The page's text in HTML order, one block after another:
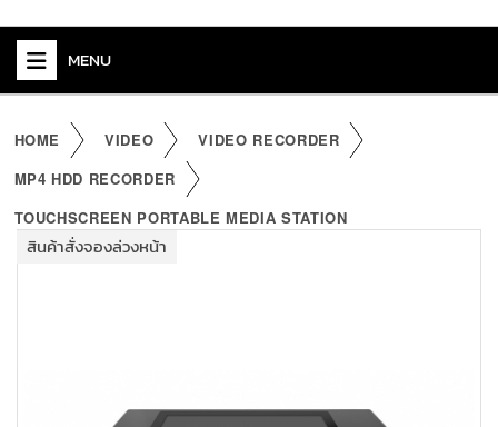
MENU
KVM
PDU
HOME VIDEO
VIDEO RECORDER
MP4 HDD RECORDER
TOUCHSCREEN PORTABLE MEDIA STATION
สินค้าสั่งจองล่วงหน้า